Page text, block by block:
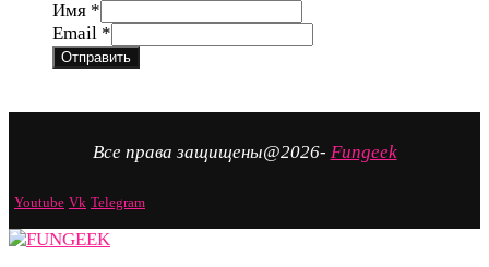
Email
Имя
Имя *
Email *
Отправить
Все права защищены@2026- Fungeek
Youtube Vk Telegram